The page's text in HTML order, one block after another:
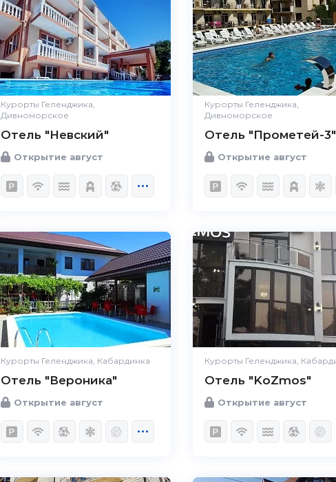
Курорты Геленджика,
Дивноморское
Отель "Невский"
Открытие август
Курорты Геленджика,
Дивноморское
Отель "Прометей-3"
Открытие август
Курорты Геленджика, Кабардинка
Отель "Вероника"
Открытие август
Курорты Геленджика,
Отель "KoZmos"
Открытие август